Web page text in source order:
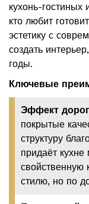
кухонь-
кто любит
эстетику с
создать
годы.
Ключевые
Эффект
покрытые
структуру
придаёт кухне
свойственную
стилю, но по